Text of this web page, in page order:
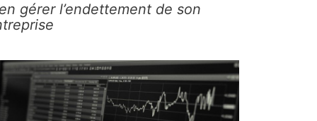
gérer l’endettement de son